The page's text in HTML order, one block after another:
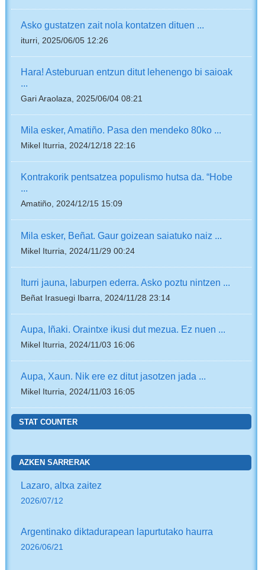
Asko gustatzen zait nola kontatzen dituen ...
iturri, 2025/06/05 12:26
Hara! Asteburuan entzun ditut lehenengo bi saioak
...
Gari Araolaza, 2025/06/04 08:21
Mila esker, Amatiño. Pasa den mendeko 80ko ...
Mikel Iturria, 2024/12/18 22:16
Kontrakorik pentsatzea populismo hutsa da. “Hobe
...
Amatiño, 2024/12/15 15:09
Mila esker, Beñat. Gaur goizean saiatuko naiz ...
Mikel Iturria, 2024/11/29 00:24
Iturri jauna, laburpen ederra. Asko poztu nintzen ...
Beñat Irasuegi Ibarra, 2024/11/28 23:14
Aupa, Iñaki. Oraintxe ikusi dut mezua. Ez nuen ...
Mikel Iturria, 2024/11/03 16:06
Aupa, Xaun. Nik ere ez ditut jasotzen jada ...
Mikel Iturria, 2024/11/03 16:05
STAT COUNTER
AZKEN SARRERAK
Lazaro, altxa zaitez
2026/07/12
Argentinako diktadurapean lapurtutako haurra
2026/06/21